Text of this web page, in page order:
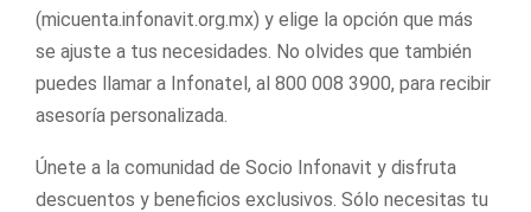
(micuenta.infonavit.org.mx) y elige la opción que más
se ajuste a tus necesidades. No olvides que también
puedes llamar a Infonatel, al 800 008 3900, para recibir
asesoría personalizada.
Únete a la comunidad de Socio Infonavit y disfruta
descuentos y beneficios exclusivos. Sólo necesitas tu